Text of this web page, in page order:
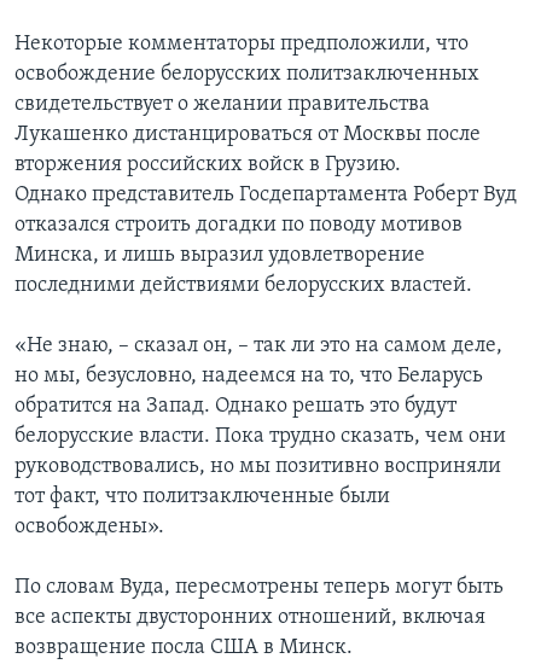
Некоторые комментаторы предположили, что
освобождение белорусских политзаключенных
свидетельствует о желании правительства
Лукашенко дистанцироваться от Москвы после
вторжения российских войск в Грузию.
Однако представитель Госдепартамента Роберт Вуд
отказался строить догадки по поводу мотивов
Минска, и лишь выразил удовлетворение
последними действиями белорусских властей.
«Не знаю, – сказал он, – так ли это на самом деле,
но мы, безусловно, надеемся на то, что Беларусь
обратится на Запад. Однако решать это будут
белорусские власти. Пока трудно сказать, чем они
руководствовались, но мы позитивно восприняли
тот факт, что политзаключенные были
освобождены».
По словам Вуда, пересмотрены теперь могут быть
все аспекты двусторонних отношений, включая
возвращение посла США в Минск.